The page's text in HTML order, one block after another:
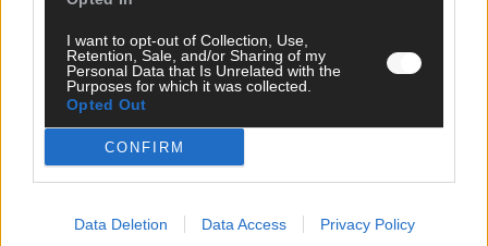
I want to opt-out of Collection, Use,
Retention, Sale, and/or Sharing of my
Personal Data that Is Unrelated with the
Purposes for which it was collected.
Opted Out
CONFIRM
Data Deletion Data Access Privacy Policy
DARA gewinnt verdient, Israel beunruhigend –
unser Kommentar zum ESC 2026